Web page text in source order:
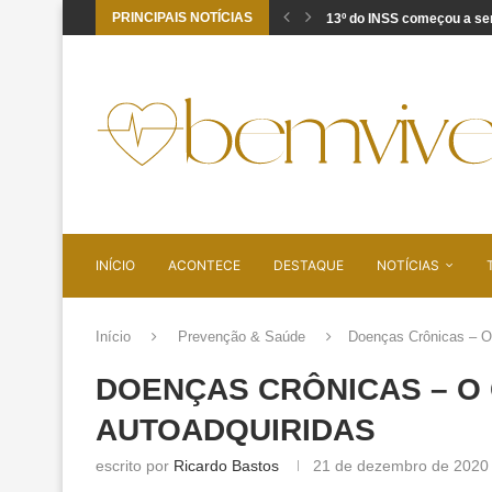
PRINCIPAIS NOTÍCIAS
Sobrecarga no trabalho:
INÍCIO ACONTECE DESTAQUE NOTÍCIAS
Início Prevenção & Saúde Doenças Crônicas –
DOENÇAS CRÔNICAS –
AUTOADQUIRIDAS
escrito por Ricardo Bastos 21 de dezembro de 2020